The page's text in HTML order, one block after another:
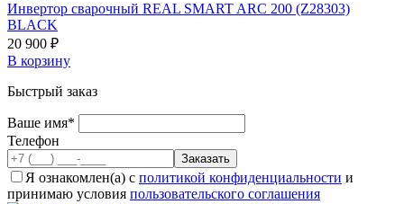
Инвертор сварочный REAL SMART ARC 200 (Z28303)
BLACK
20 900 ₽
В корзину
Быстрый заказ
Ваше имя*
Телефон
Я ознакомлен(а) с политикой конфиденциальности и
принимаю условия пользовательского соглашения